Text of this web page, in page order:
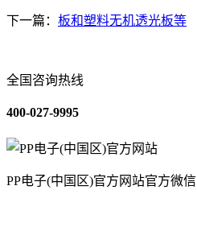
下一篇： 板和塑料无机透光板等
全国咨询热线
400-027-9995
PP电子(中国区)官方网站官方微信